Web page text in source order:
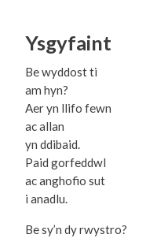
Ysgyfaint
Be wyddost ti
am hyn?
Aer yn llifo fewn
ac allan
yn ddibaid.
Paid gorfeddwl
ac anghofio sut
i anadlu.
Be sy’n dy rwystro?